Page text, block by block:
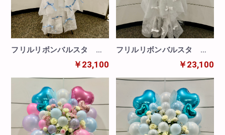
フリルリボンバルスタ エ
￥23,100
フリルリボンバルスタ エ
￥23,100